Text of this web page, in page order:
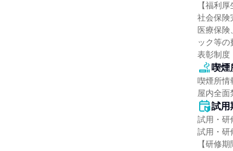
【福利厚
社会保険
医療保
ック等
表彰制度
喫煙
喫煙所情
屋内全面
試用
試用・研
試用・研
【研修期